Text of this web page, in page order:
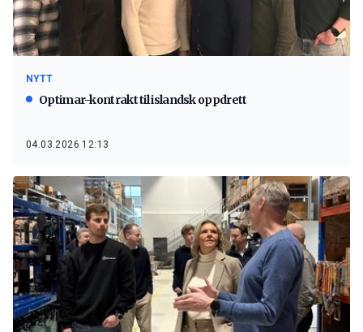
NYTT
Optimar-kontrakt til islandsk oppdrett
04.03.2026 12:13